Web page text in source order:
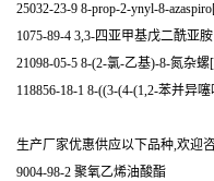
25032-23-9 8-prop-2-ynyl-8-
1075-89-4 3,3-四亚甲基戊二酰亚胺
21098-05-5 8-(2-氯-乙基)-8-氮杂
118856-18-1 8-((3-(4-(1,2-苯并异
生产厂家优惠供应以下品种,欢迎
9004-98-2 聚氧乙烯油酸酯